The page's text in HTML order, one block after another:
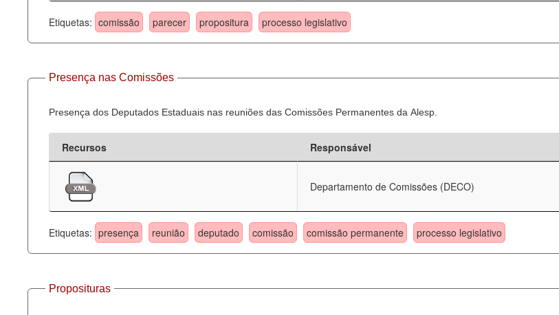
Etiquetas: comissão parecer propositura processo legislativo
Presença nas Comissões
Presença dos Deputados Estaduais nas reuniões das Comissões Permanentes da Alesp.
Recursos Responsável
Departamento de Comissões (DECO)
Etiquetas: presença reunião deputado comissão comissão permanente processo legislativo
Proposituras